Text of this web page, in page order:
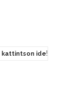
kattintson ide!